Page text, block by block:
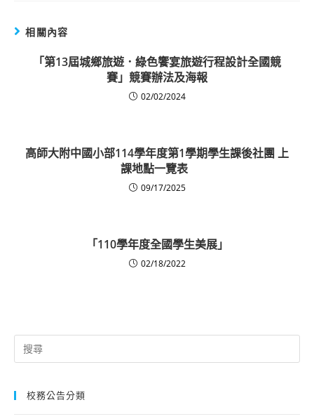
相關內容
「第13屆城鄉旅遊．綠色饗宴旅遊行程設計全國競
賽」競賽辦法及海報
02/02/2024
高師大附中國小部114學年度第1學期學生課後社團 上
課地點一覽表
09/17/2025
「110學年度全國學生美展」
02/18/2022
Search
for:
校務公告分類